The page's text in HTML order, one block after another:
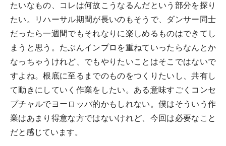
たいなもの、コレは何故こうなるんだという部分を探り
たい。リハーサル期間が長いのもそうで、ダンサー同士
だったら一週間でもそれなりに楽しめるものはできてし
まうと思う。たぶんインプロを重ねていったらなんとか
なっちゃうけれど、でもやりたいことはそこではないで
すよね。根底に至るまでのものをつくりたいし、共有し
て動きにしていく作業をしたい。ある意味すごくコンセ
プチャルでヨーロッパ的かもしれない。僕はそういう作
業はあまり得意な方ではないけれど、今回は必要なこと
だと感じています。